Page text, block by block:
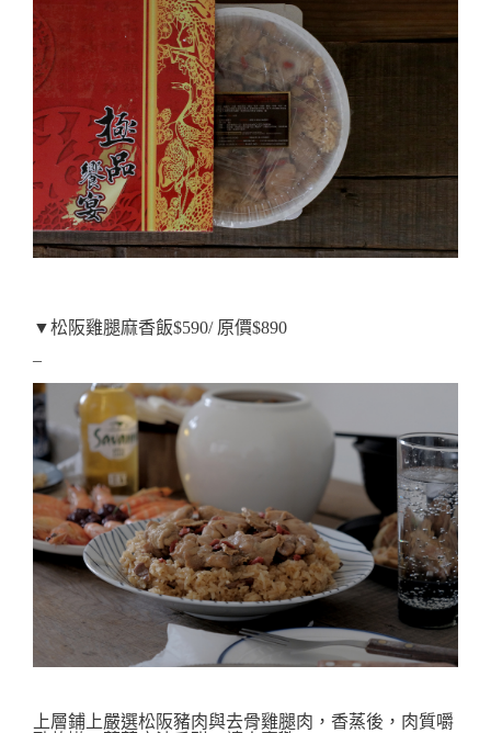
▼松阪雞腿麻香飯$590/ 原價$890
–
上層鋪上嚴選松阪豬肉與去骨雞腿肉，香蒸後， 肉質嚼